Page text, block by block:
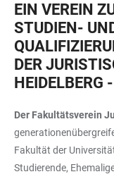
EIN VEREIN
STUDIEN-
DER
HEIDELBERG
Der Fakultätsverein
Fakultät der
Studierende,